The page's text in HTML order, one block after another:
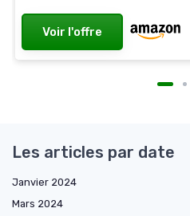
Voir l'offre
Les articles par date
Janvier 2024
Mars 2024